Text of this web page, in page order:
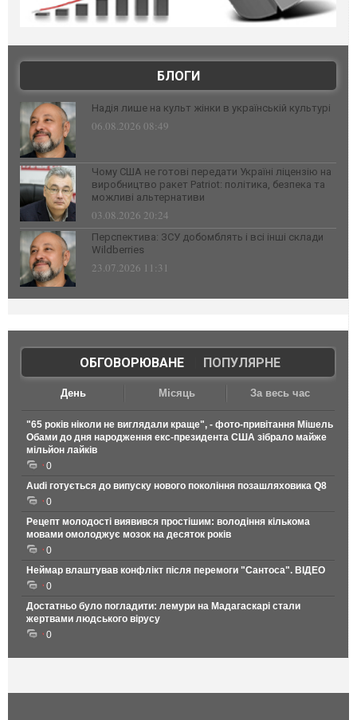
БЛОГИ
Надія лише на культ жінки в українській культурі
06.08.2026 08:49
Чому США не готові передати Україні ліцензію на
виробництво ракет Patriot: політика, безпека та
можливі альтернативи
03.08.2026 20:24
Перспектива: ЗСУ добомблять і всі інші склади
Wildberries
23.07.2026 11:31
ОБГОВОРЮВАНЕ| ПОПУЛЯРНЕ
День Місяць За весь час
"65 років ніколи не виглядали краще", - фото-привітання Мішель
Обами до дня народження екс-президента США зібрало майже
мільйон лайків
0
Audi готується до випуску нового покоління позашляховика Q8
0
Рецепт молодості виявився простішим: володіння кількома
мовами омолоджує мозок на десяток років
0
Неймар влаштував конфлікт після перемоги "Сантоса". ВІДЕО
0
Достатньо було погладити: лемури на Мадагаскарі стали
жертвами людського вірусу
0